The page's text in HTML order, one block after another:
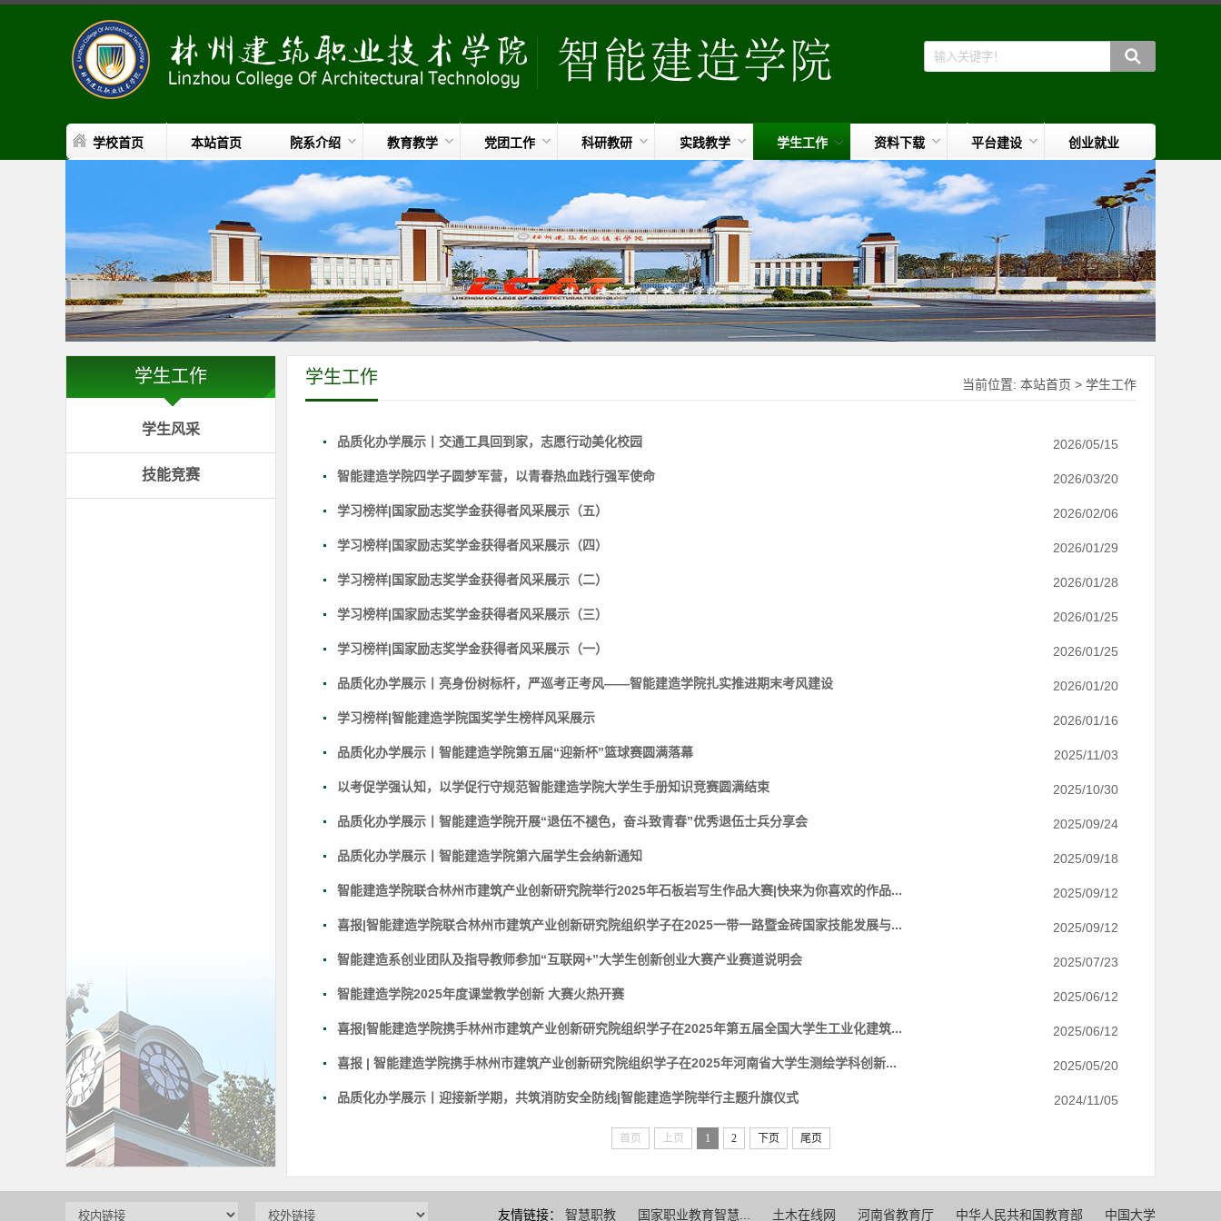
学校首页 本站首页 院系介绍 教育教学 党团工作 科研教研 实践教学 学生工作 资料下载 平台建设 创业就业
学生工作
学生风采
技能竞赛
学生工作 当前位置: 本站首页 > 学生工作
品质化办学展示丨​交通工具回到家，志愿行动美化校园 2026/05/15
智能建造学院四学子圆梦军营，以青春热血践行强军使命 2026/03/20
学习榜样|国家励志奖学金获得者风采展示（五） 2026/02/06
学习榜样|国家励志奖学金获得者风采展示（四） 2026/01/29
学习榜样|国家励志奖学金获得者风采展示（二） 2026/01/28
学习榜样|国家励志奖学金获得者风采展示（三） 2026/01/25
学习榜样|国家励志奖学金获得者风采展示（一） 2026/01/25
品质化办学展示丨​亮身份树标杆，严巡考正考风——智能建造学院扎实推进期末考风建设 2026/01/20
学习榜样|智能建造学院国奖学生榜样风采展示 2026/01/16
品质化办学展示丨智能建造学院第五届“迎新杯”篮球赛圆满落幕 2025/11/03
以考促学强认知，以学促行守规范智能建造学院大学生手册知识竞赛圆满结束 2025/10/30
品质化办学展示丨智能建造学院开展“退伍不褪色，奋斗致青春”优秀退伍士兵分享会 2025/09/24
品质化办学展示丨智能建造学院第六届学生会纳新通知 2025/09/18
智能建造学院联合林州市建筑产业创新研究院举行2025年石板岩写生作品大赛|快来为你喜欢的作品... 2025/09/12
喜报|智能建造学院联合林州市建筑产业创新研究院组织学子在2025一带一路暨金砖国家技能发展与... 2025/09/12
智能建造系创业团队及指导教师参加“互联网+”大学生创新创业大赛产业赛道说明会 2025/07/23
智能建造学院2025年度课堂教学创新 大赛火热开赛 2025/06/12
喜报|智能建造学院携手林州市建筑产业创新研究院组织学子在2025年第五届全国大学生工业化建筑... 2025/06/12
喜报 | 智能建造学院携手林州市建筑产业创新研究院组织学子在2025年河南省大学生测绘学科创新... 2025/05/20
品质化办学展示丨迎接新学期，共筑消防安全防线|智能建造学院举行主题升旗仪式 2024/11/05
首页 上页 1 2 下页 尾页
友情链接： 智慧职教 国家职业教育智慧... 土木在线网 河南省教育厅 中华人民共和国教育部 中国大学